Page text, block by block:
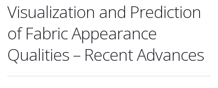
Visualization and Prediction
of Fabric Appearance
Qualities – Recent Advances